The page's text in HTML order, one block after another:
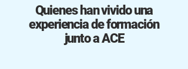
Quienes han vivido una
experiencia de formación
junto a ACE